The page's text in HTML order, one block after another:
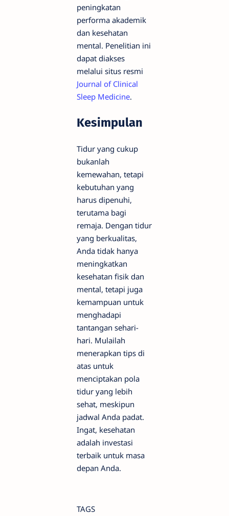
peningkatan
performa akademik
dan kesehatan
mental. Penelitian ini
dapat diakses
melalui situs resmi
Journal of Clinical
Sleep Medicine.
Kesimpulan
Tidur yang cukup
bukanlah
kemewahan, tetapi
kebutuhan yang
harus dipenuhi,
terutama bagi
remaja. Dengan tidur
yang berkualitas,
Anda tidak hanya
meningkatkan
kesehatan fisik dan
mental, tetapi juga
kemampuan untuk
menghadapi
tantangan sehari-
hari. Mulailah
menerapkan tips di
atas untuk
menciptakan pola
tidur yang lebih
sehat, meskipun
jadwal Anda padat.
Ingat, kesehatan
adalah investasi
terbaik untuk masa
depan Anda.
TAGS